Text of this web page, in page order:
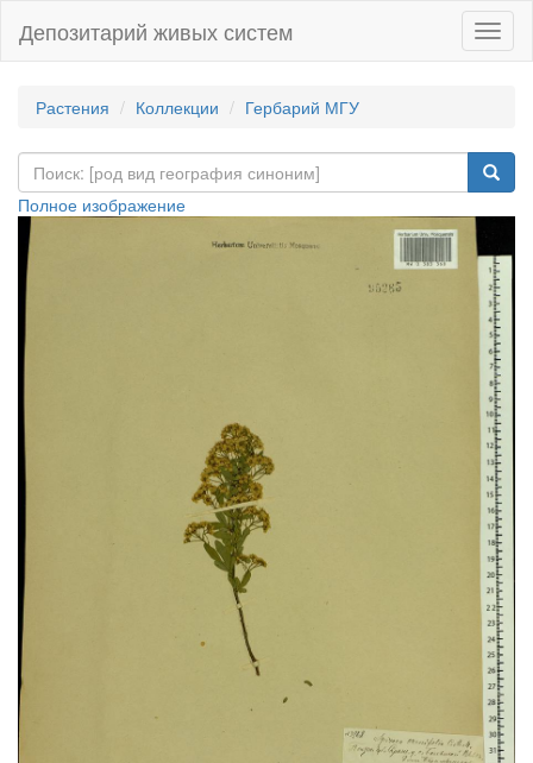
Депозитарий живых систем
Растения Коллекции Гербарий МГУ
Полное изображение